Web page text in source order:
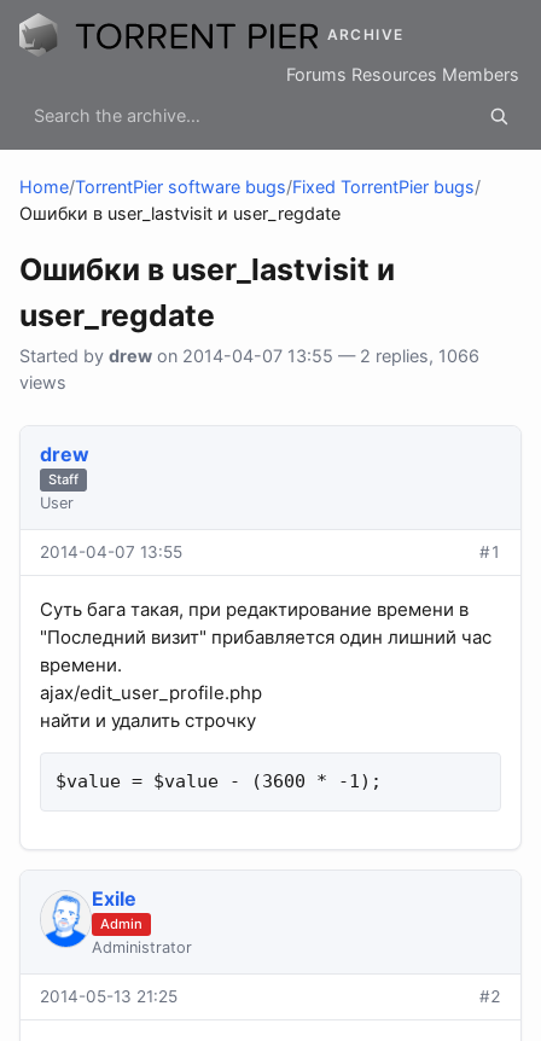
ARCHIVE
Forums Resources Members
Home/TorrentPier software bugs/Fixed TorrentPier bugs/
Ошибки в user_lastvisit и user_regdate
Ошибки в user_lastvisit и
user_regdate
Started by drew on 2014-04-07 13:55 — 2 replies, 1066
views
drew
Staff
User
2014-04-07 13:55 #1
Суть бага такая, при редактирование времени в
"Последний визит" прибавляется один лишний час
времени.
ajax/edit_user_profile.php
найти и удалить строчку
$value = $value - (3600 * -1);
Exile
Admin
Administrator
2014-05-13 21:25 #2